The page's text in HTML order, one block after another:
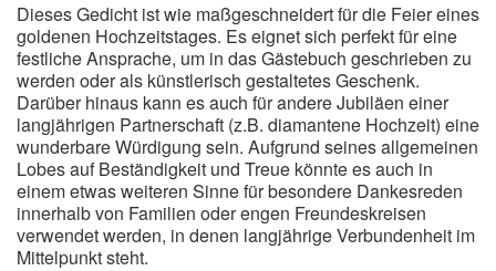
Dieses Gedicht ist wie maßgeschneidert für die Feier eines
goldenen Hochzeitstages. Es eignet sich perfekt für eine
festliche Ansprache, um in das Gästebuch geschrieben zu
werden oder als künstlerisch gestaltetes Geschenk.
Darüber hinaus kann es auch für andere Jubiläen einer
langjährigen Partnerschaft (z.B. diamantene Hochzeit) eine
wunderbare Würdigung sein. Aufgrund seines allgemeinen
Lobes auf Beständigkeit und Treue könnte es auch in
einem etwas weiteren Sinne für besondere Dankesreden
innerhalb von Familien oder engen Freundeskreisen
verwendet werden, in denen langjährige Verbundenheit im
Mittelpunkt steht.